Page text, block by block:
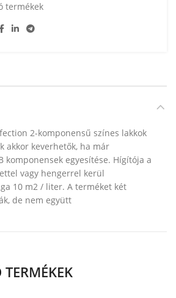
termékek
2-komponensű színes lakkok
akkor keverhetők, ha már
komponensek egyesítése. Hígítója a
vagy hengerrel kerül
10 m2 / liter. A terméket két
de nem együtt